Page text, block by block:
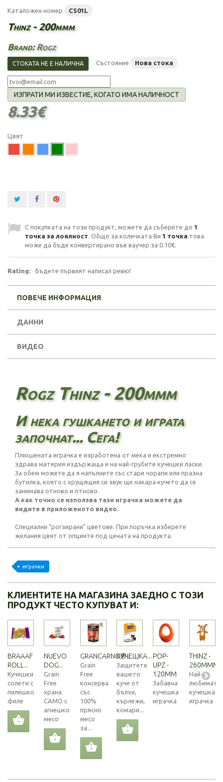
Каталожен номер CS01L
Thinz - 200mmm
Brand:Rogz
СТОКАТА НЕ Е НАЛИЧНА Състояние Нова стока
ИЗПРАТИ МИ ИЗВЕСТИЕ, КОГАТО ИМА НАЛИЧНОСТ
8.33€
Цвят
С покупката на този продукт, можете да съберете до 1
точка за лоялност. Общо за количката Ви 1 точка това
може да бъде конвертирано във ваучер за 0.10€.
Rating: Бъдете първият написал ревю!
ПОВЕЧЕ ИНФОРМАЦИЯ
ДАННИ
ВИДЕО
Rogz Thinz - 200mmm
И нека гушкането и играта
започнат... Сега!
Плюшената играчка е изработена от мека и екстремно
здрава материя издържаща и на най-грубите кучешки ласки.
За обем можете да я напълните със стари чорапи или празна
бутилка, която с хрущящия си звук ще накара кучето да се
занимава отново и отново.
А как точно се използва тази играчка можете да
видите в приложеното видео.
Специални "рогзирани" цветове. При поръчка изберете
желания цвят от опциите под цената на продукта.
играчки
КЛИЕНТИТЕ НА МАГАЗИНА ЗАЕДНО С ТОЗИ
ПРОДУКТ ЧЕСТО КУПУВАТ И:
BRAAAF
ROLL...
Кучешки
солети с
пилешко
филе
NUEVO
DOG...
Grain
Free
храна
САМО с
агнешко
месо
GRANCARNO®...
Grain
Free
консерва
със
100%
прясно
месо
за...
КУЧЕШКА...
Защитете
вашето
куче от
бълхи,
кърлежи,
комари...
POP-
UPZ -
120MM
Забавна
кучешка
играчка
THINZ -
260MMM
Най-
любимата
кучешка
играчка